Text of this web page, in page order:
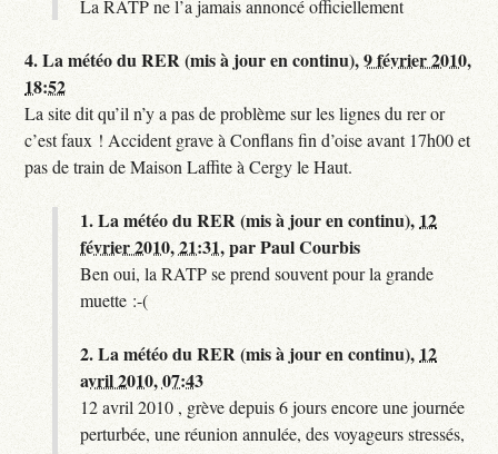
La RATP ne l’a jamais annoncé officiellement
4.La météo du RER (mis à jour en continu),9 février 2010,
18:52
La site dit qu’il n’y a pas de problème sur les lignes du rer or
c’est faux ! Accident grave à Conflans fin d’oise avant 17h00 et
pas de train de Maison Laffite à Cergy le Haut.
1.La météo du RER (mis à jour en continu), 12
février 2010, 21:31,parPaul Courbis
Ben oui, la RATP se prend souvent pour la grande
muette :-(
2.La météo du RER (mis à jour en continu), 12
avril 2010, 07:43
12 avril 2010 , grève depuis 6 jours encore une journée
perturbée, une réunion annulée, des voyageurs stressés,